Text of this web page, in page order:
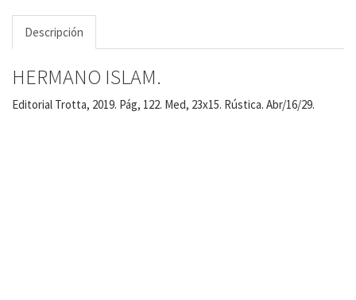
Descripción
HERMANO ISLAM.
Editorial Trotta, 2019. Pág, 122. Med, 23x15. Rústica. Abr/16/29.